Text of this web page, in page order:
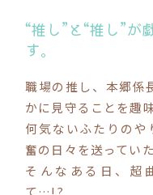
“推し”と“推し”
す。
職場の推し、本郷係
かに見守ることを趣
何気ないふたりのや
奮の日々を送っていた
そんなある日、超
て…!?